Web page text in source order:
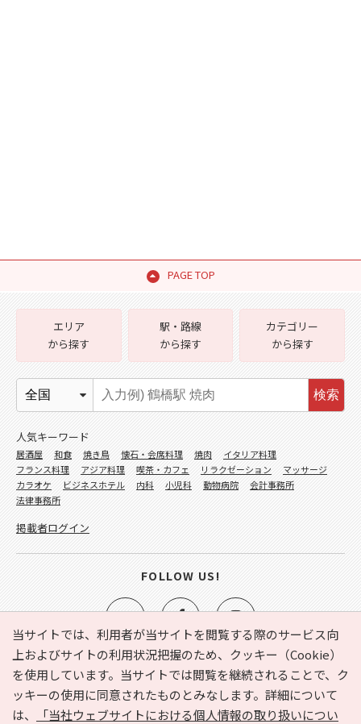
PAGE TOP
当サイトでは、利用者が当サイトを閲覧する際のサービス向
上およびサイトの利用状況把握のため、クッキー（Cookie）
を使用しています。当サイトでは閲覧を継続されることで、ク
ッキーの使用に同意されたものとみなします。詳細について
は、
「当社ウェブサイトにおける個人情報の取り扱いについ
e-NAVITA（イーナビタ）とは？ お気に入り
ヘルプ
利用規約
個人情報の取り扱いについて
運営会社
エリア
から探す
駅・路線
から探す
カテゴリー
から探す
検索
人気キーワード
居酒屋 和食 焼き鳥 懐石・会席料理 焼肉
イタリア料理
フランス料理
アジア料理 喫茶・カフェ リラクゼーション
マッサージ
カラオケ
ビジネスホテル 内科 小児科 動物病院
会計事務所
法律事務所
掲載者ログイン
FOLLOW US!